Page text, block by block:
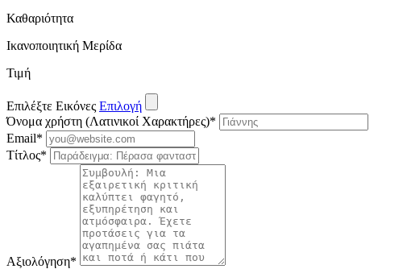
Καθαριότητα
Ικανοποιητική Μερίδα
Τιμή
Επιλέξτε Εικόνες Επιλογή
Όνομα χρήστη (Λατινικοί Χαρακτήρες)*
Email*
Τίτλος*
Αξιολόγηση*